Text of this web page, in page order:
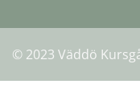
© 2023 Väddö